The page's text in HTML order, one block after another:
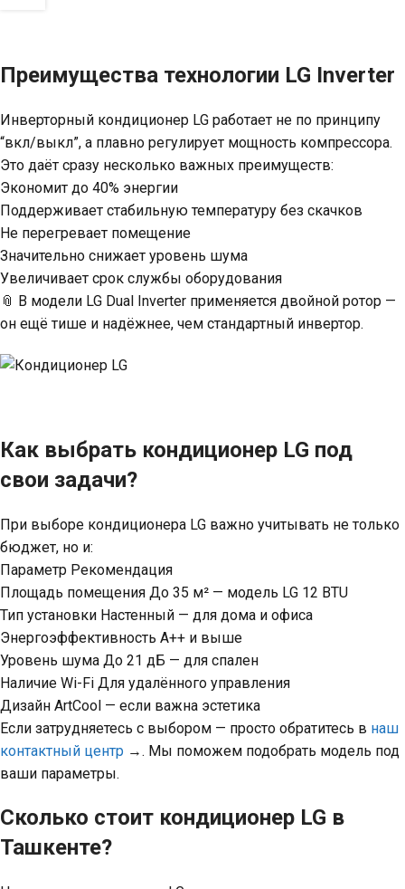
Преимущества технологии LG Inverter
Инверторный кондиционер LG работает не по принципу
“вкл/выкл”, а плавно регулирует мощность компрессора.
Это даёт сразу несколько важных преимуществ:
Экономит до 40% энергии
Поддерживает стабильную температуру без скачков
Не перегревает помещение
Значительно снижает уровень шума
Увеличивает срок службы оборудования
📎 В модели LG Dual Inverter применяется двойной ротор —
он ещё тише и надёжнее, чем стандартный инвертор.
Как выбрать кондиционер LG под
свои задачи?
При выборе кондиционера LG важно учитывать не только
бюджет, но и:
Параметр Рекомендация
Площадь помещения До 35 м² — модель LG 12 BTU
Тип установки Настенный — для дома и офиса
Энергоэффективность A++ и выше
Уровень шума До 21 дБ — для спален
Наличие Wi-Fi Для удалённого управления
Дизайн ArtCool — если важна эстетика
Если затрудняетесь с выбором — просто обратитесь в наш
контактный центр →. Мы поможем подобрать модель под
ваши параметры.
Сколько стоит кондиционер LG в
Ташкенте?